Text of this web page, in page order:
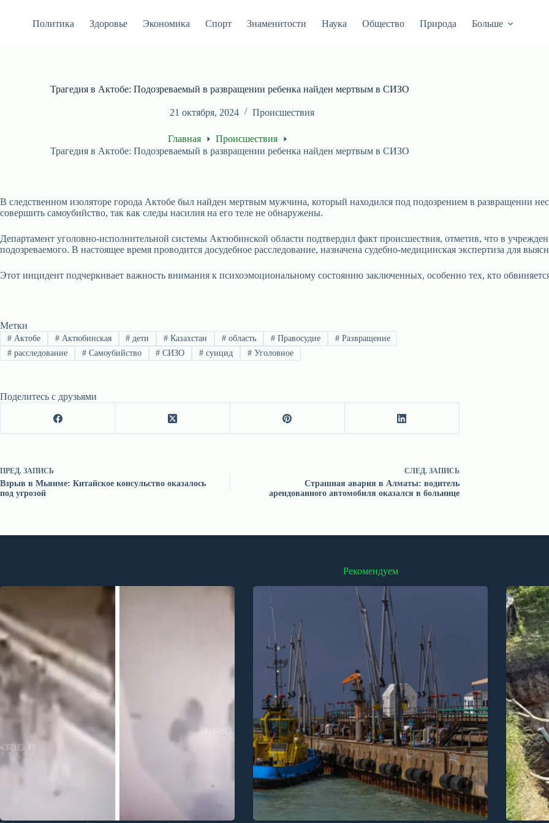
Политика Здоровье Экономика Спорт Знаменитости Наука Общество Природа Больше
Трагедия в Актобе: Подозреваемый в развращении ребенка найден мертвым в СИЗО
21 октября, 2024 Происшествия
Главная
Происшествия
Трагедия в Актобе: Подозреваемый в развращении ребенка найден мертвым в СИЗО
В следственном изоляторе города Актобе был найден мертвым мужчина, который находился под подозрением в развращении
совершить самоубийство, так как следы насилия на его теле не обнаружены.
Департамент уголовно-исполнительной системы Актюбинской области подтвердил факт происшествия, отметив, что в
подозреваемого. В настоящее время проводится досудебное расследование, назначена судебно-медицинская экспертиза для
Этот инцидент подчеркивает важность внимания к психоэмоциональному состоянию заключенных, особенно тех, кто
Метки
#Актобе #Актюбинская # дети # Казахстан # область #Правосудие #Развращение
#расследование #Самоубийство # СИЗО # суицид # Уголовное
Поделитесь с друзьями
ПРЕД. ЗАПИСЬ
Взрыв в Мьянме: Китайское консульство оказалось
под угрозой
СЛЕД. ЗАПИСЬ
Страшная авария в Алматы: водитель
арендованного автомобиля оказался в больнице
Рекомендуем